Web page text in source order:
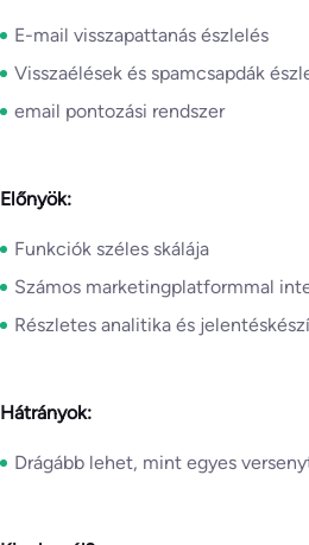
E-mail visszapattanás észlelés
Visszaélések és spamcsapdák
email pontozási rendszer
Előnyök:
Funkciók széles skálája
Számos marketingplatformmal
Részletes analitika és
Hátrányok:
Drágább lehet, mint egyes